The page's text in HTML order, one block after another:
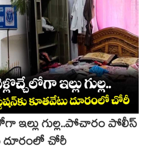
ఇల్లు గుల్ల..పోచారం పోలీస్
దూరంలో చోరీ